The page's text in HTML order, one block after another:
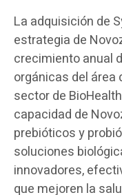
La adquisición de
estrategia de
crecimiento anual
orgánicas del área
sector de
capacidad de
prebióticos y
soluciones
innovadores,
que mejoren la